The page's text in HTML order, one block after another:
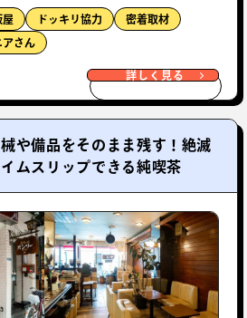
屋 ドッキリ協力 密着取材
アさん
詳しく見る
や備品をそのまま残す！絶滅
ムスリップできる純喫茶